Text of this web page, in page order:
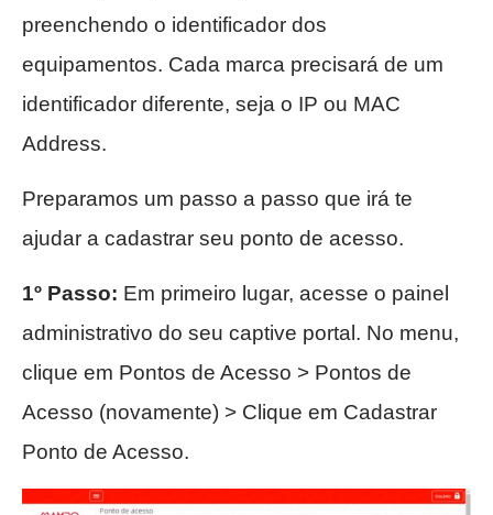
preenchendo o identificador dos
equipamentos. Cada marca precisará de um
identificador diferente, seja o IP ou MAC
Address.
Preparamos um passo a passo que irá te
ajudar a cadastrar seu ponto de acesso.
1º Passo: Em primeiro lugar, acesse o painel
administrativo do seu captive portal. No menu,
clique em Pontos de Acesso > Pontos de
Acesso (novamente) > Clique em Cadastrar
Ponto de Acesso.